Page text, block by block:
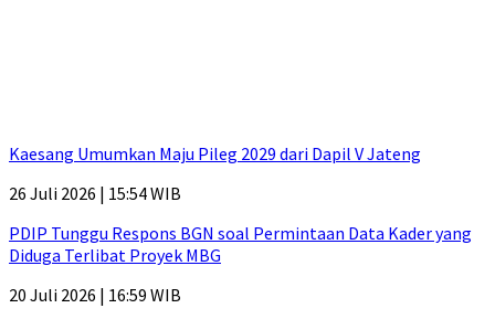
Kaesang Umumkan Maju Pileg 2029 dari Dapil V Jateng
26 Juli 2026 | 15:54 WIB
PDIP Tunggu Respons BGN soal Permintaan Data Kader yang
Diduga Terlibat Proyek MBG
20 Juli 2026 | 16:59 WIB